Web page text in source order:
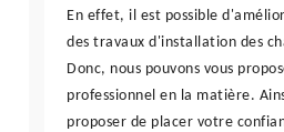
En effet, il est possible
des travaux d'installation des
Donc, nous pouvons vous
professionnel en la matière.
proposer de placer votre